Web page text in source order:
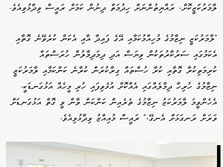
ލާމަރުކަަޒީކޮށް، ރައްޔިތުންނަށް ހިދުމަތް ދިނުން ކަމަށް ރައީސް ވިދާޅުވިއެވެ.
"ލާމަރުކަޒީ ނިޒާމުގެ މުހިއްމުކަމާއި އޭގެ ފައިދާ އާއި އެކަން ކުރެވޭނެ ގޮތާއި
އެކަމުގައި ސަރުކާރުތަކުން ވިޔަސް އަދި ދިމަދިމާލުން ހުރަސްތައް
ކުރިމަތިކުރާ ގޮތާއި ކުރާ ހުސްތައް ގިރާކުރަން ކުރާނެ ކަންކަމާއި ލާމަރުކަޒީ
ނިޒާމުގެ ހުރިހާ ދިމާލެއްގައި އެއްކޮށް އުޅެވިފައި ހުރި މީހެއް އަޅުގަނޑަކީ.
އެހެންވީމަ ލާމަރުކަޒު ނިޒާމުގެ ތެރެއިން ކަންކަން ވާން ވީ ގޮތް އަޅުގަނޑަށް
ވަރަށް ރަނގަޅަށް އެނގޭ،" ރައީސް މުއިއްޒު ވިދާޅުވިއެވެ.